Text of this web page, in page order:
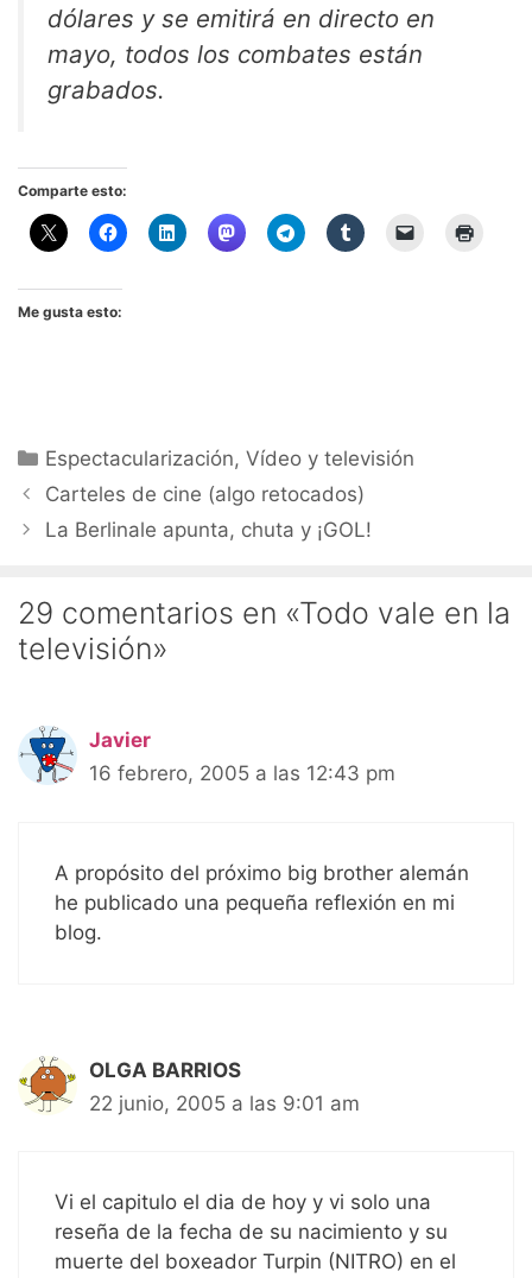
dólares y se emitirá en directo en
mayo, todos los combates están
grabados.
Comparte esto:
Me gusta esto:
Categorías
Espectacularización,Vídeo y televisión
Carteles de cine (algo retocados)
La Berlinale apunta, chuta y ¡GOL!
29 comentarios en «Todo vale en la
televisión»
Javier
16 febrero, 2005 a las 12:43 pm
A propósito del próximo big brother alemán
he publicado una pequeña reflexión en mi
blog.
OLGA BARRIOS
22 junio, 2005 a las 9:01 am
Vi el capitulo el dia de hoy y vi solo una
reseña de la fecha de su nacimiento y su
muerte del boxeador Turpin (NITRO) en el